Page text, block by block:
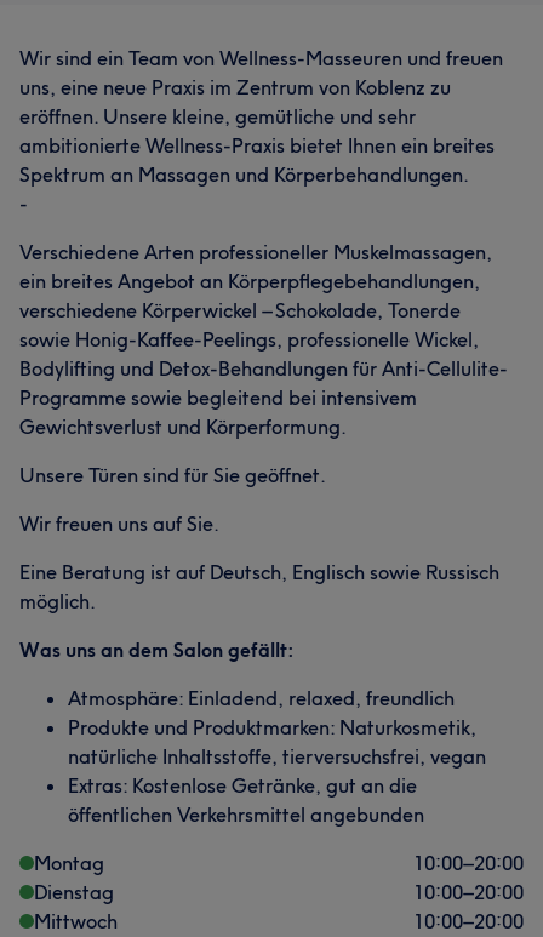
Wir sind ein Team von Wellness-Masseuren und freuen
uns, eine neue Praxis im Zentrum von Koblenz zu
eröffnen. Unsere kleine, gemütliche und sehr
ambitionierte Wellness-Praxis bietet Ihnen ein breites
Spektrum an Massagen und Körperbehandlungen.
-
Verschiedene Arten professioneller Muskelmassagen,
ein breites Angebot an Körperpflegebehandlungen,
verschiedene Körperwickel – Schokolade, Tonerde
sowie Honig-Kaffee-Peelings, professionelle Wickel,
Bodylifting und Detox-Behandlungen für Anti-Cellulite-
Programme sowie begleitend bei intensivem
Gewichtsverlust und Körperformung.
Unsere Türen sind für Sie geöffnet.
Wir freuen uns auf Sie.
Eine Beratung ist auf Deutsch, Englisch sowie Russisch
möglich.
Was uns an dem Salon gefällt:
Atmosphäre: Einladend, relaxed, freundlich
Produkte und Produktmarken: Naturkosmetik,
natürliche Inhaltsstoffe, tierversuchsfrei, vegan
Extras: Kostenlose Getränke, gut an die
öffentlichen Verkehrsmittel angebunden
Montag
10:00–20:00
Dienstag
10:00–20:00
Mittwoch
10:00–20:00